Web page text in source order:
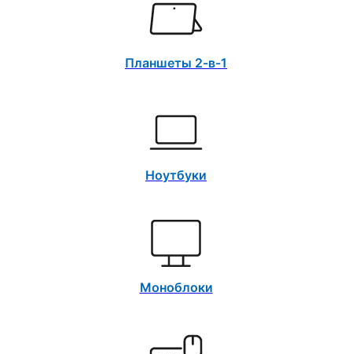
Планшеты 2-в-1
Ноутбуки
Моноблоки